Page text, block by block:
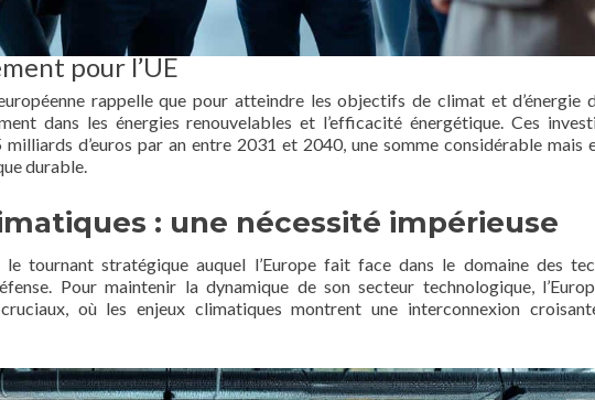
pour l’UE
rappelle que pour atteindre les objectifs de climat et d’énergie
dans les énergies renouvelables et l’efficacité énergétique. Ces
d’euros par an entre 2031 et 2040, une somme considérable mais
durable.
: une nécessité impérieuse
tournant stratégique auquel l’Europe fait face dans le domaine des
Pour maintenir la dynamique de son secteur technologique,
où les enjeux climatiques montrent une interconnexion